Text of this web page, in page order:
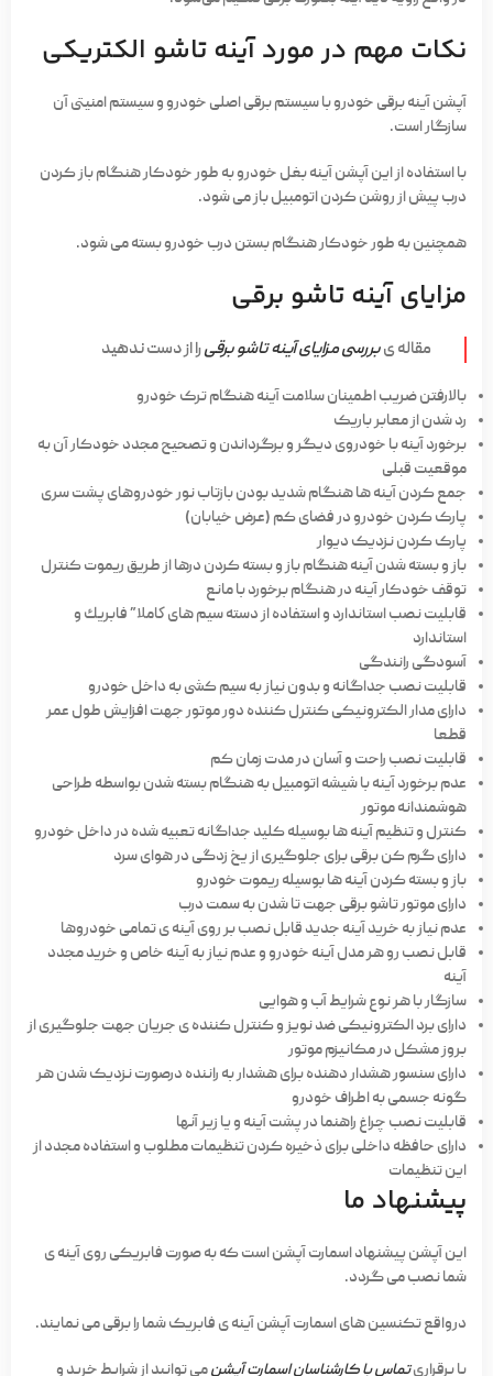
نکات مهم در مورد آینه تاشو الکتریکی
آپشن آینه برقی خودرو با سیستم برقی اصلی خودرو و سیستم امنیتی آن
سازگار است.
با استفاده از این آپشن آینه بغل خودرو به طور خودکار هنگام باز کردن
درب پیش از روشن کردن اتومبیل باز می شود.
همچنین به طور خودکار هنگام بستن درب خودرو بسته می شود.
مزایای آینه تاشو برقی
مقاله یبررسی مزایای آینه تاشو برقیرا از دست ندهید
بالارفتن ضریب اطمینان سلامت آینه هنگام ترک خودرو
رد شدن از معابر باریک
برخورد آینه با خودروی دیگر و برگرداندن و تصحیح مجدد خودکار آن به
موقعیت قبلی
جمع کردن آینه ها هنگام شدید بودن بازتاب نور خودروهای پشت سری
پارک کردن خودرو در فضای کم (عرض خیابان)
پارک کردن نزدیک دیوار
باز و بسته شدن آینه هنگام باز و بسته کردن درها از طریق ریموت کنترل
توقف خودکار آینه در هنگام برخورد با مانع
قابلیت نصب استاندارد و استفاده از دسته سیم های كاملا” فابریك و
استاندارد
آسودگی رانندگی
قابلیت نصب جداگانه و بدون نیاز به سیم کشی به داخل خودرو
دارای مدار الکترونیکی کنترل کننده دور موتور جهت افزایش طول عمر
قطعا
قابلیت نصب راحت و آسان در مدت زمان کم
عدم برخورد آینه با شیشه اتومبیل به هنگام بسته شدن بواسطه طراحی
هوشمندانه موتور
کنترل و تنظیم آینه ها بوسیله کلید جداگانه تعبیه شده در داخل خودرو
دارای گرم کن برقی برای جلوگیری از یخ زدگی در هوای سرد
باز و بسته کردن آینه ها بوسیله ریموت خودرو
دارای موتور تاشو برقی جهت تا شدن به سمت درب
عدم نیاز به خرید آینه جدید قابل نصب بر روی آینه ی تمامی خودروها
قابل نصب رو هر مدل آینه خودرو و عدم نیاز به آینه خاص و خرید مجدد
آینه
سازگار با هر نوع شرایط آب و هوایی
دارای برد الکترونیکی ضد نویز و کنترل کننده ی جریان جهت جلوگیری از
بروز مشکل در مکانیزم موتور
دارای سنسور هشدار دهنده برای هشدار به راننده درصورت نزدیک شدن هر
گونه جسمی به اطراف خودرو
قابلیت نصب چراغ راهنما در پشت آینه و یا زیر آنها
دارای حافظه داخلی برای ذخیره کردن تنظیمات مطلوب و استفاده مجدد از
این تنظیمات
پیشنهاد ما
این آپشن پیشنهاد اسمارت آپشن است که به صورت فابریکی روی آینه ی
شما نصب می گردد.
درواقع تکنسین های اسمارت آپشن آینه ی فابریک شما را برقی می نمایند.
با برقراریتماس با کارشناسان اسمارت آپشنمی توانید از شرایط خرید و